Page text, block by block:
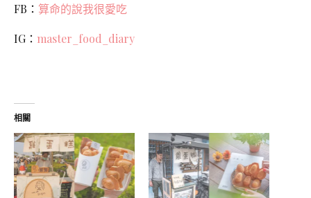
FB： 算命的說我很愛吃
IG： master_food_diary
相關